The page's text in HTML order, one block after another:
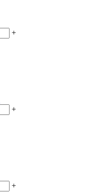
+
+
+